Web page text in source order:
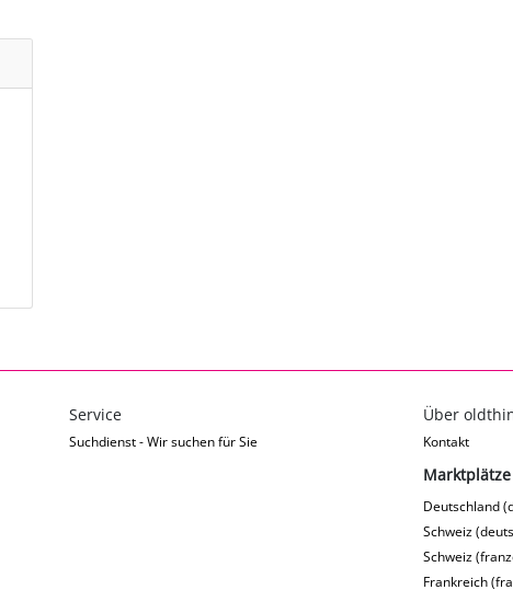
Service
Suchdienst - Wir suchen für Sie
Über
Kontakt
Marktplätze
Deutschland
Schweiz
Schweiz
Frankreich